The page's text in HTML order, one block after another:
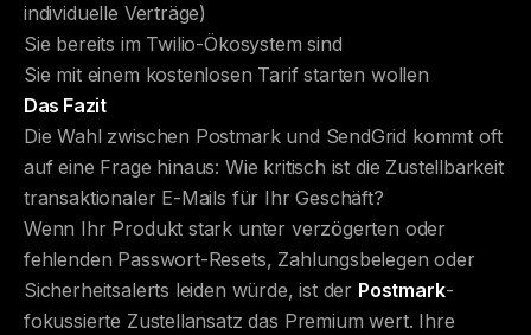
individuelle Verträge)
Sie bereits im Twilio-Ökosystem sind
Sie mit einem kostenlosen Tarif starten wollen
Das Fazit
Die Wahl zwischen Postmark und SendGrid kommt oft
auf eine Frage hinaus: Wie kritisch ist die Zustellbarkeit
transaktionaler E-Mails für Ihr Geschäft?
Wenn Ihr Produkt stark unter verzögerten oder
fehlenden Passwort-Resets, Zahlungsbelegen oder
Sicherheitsalerts leiden würde, ist der Postmark-
fokussierte Zustellansatz das Premium wert. Ihre